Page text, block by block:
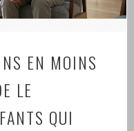
EN MOINS
LE
QUI